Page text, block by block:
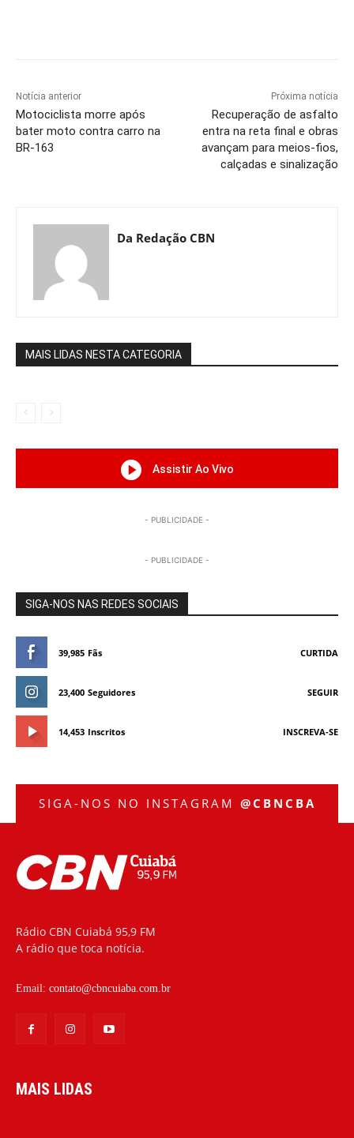
Notícia anterior
Motociclista morre após
bater moto contra carro na
BR-163
Próxima notícia
Recuperação de asfalto
entra na reta final e obras
avançam para meios-fios,
calçadas e sinalização
Da Redação CBN
MAIS LIDAS NESTA CATEGORIA
Assistir Ao Vivo
- PUBLICIDADE -
- PUBLICIDADE -
SIGA-NOS NAS REDES SOCIAIS
39,985 Fãs CURTIDA
23,400 Seguidores SEGUIR
14,453 Inscritos INSCREVA-SE
SIGA-NOS NO INSTAGRAM @CBNCBA
Rádio CBN Cuiabá 95,9 FM
A rádio que toca notícia.
Email: contato@cbncuiaba.com.br
MAIS LIDAS